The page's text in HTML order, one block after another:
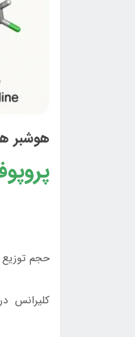
هوشبر
حجم توزيع
کلیرانس